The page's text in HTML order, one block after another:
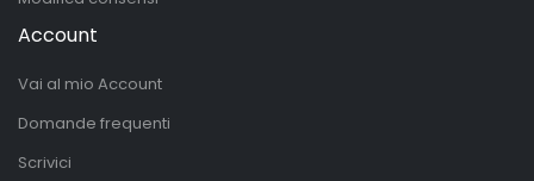
Account
Vai al mio Account
Domande frequenti
Scrivici